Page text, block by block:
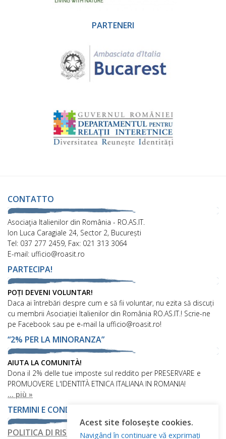
PARTENERI
CONTATTO
Asociaţia Italienilor din România - RO.AS.IT.
Ion Luca Caragiale 24, Sector 2, București
Tel: 037 277 2459, Fax: 021 313 3064
E-mail: ufficio@roasit.ro
PARTECIPA!
POȚI DEVENI VOLUNTAR!
Daca ai întrebări despre cum e să fii voluntar, nu ezita să discuți
cu membrii Asociației Italienilor din România RO.AS.IT.! Scrie-ne
pe Facebook sau pe e-mail la ufficio@roasit.ro!
“2% PER LA MINORANZA”
AIUTA LA COMUNITÀ!
Dona il 2% delle tue imposte sul reddito per PRESERVARE e
PROMUOVERE L'IDENTITÀ ETNICA ITALIANA IN ROMANIA!
... più »
TERMINI E CONDIZIONI
POLITICA DI RISERVATEZZA
Acest site folosește cookies.
Navigând în continuare vă exprimați